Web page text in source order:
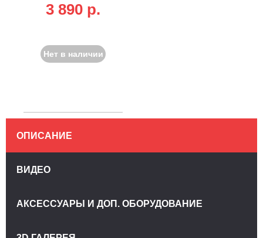
3 890 p.
Нет в наличии
ОПИСАНИЕ
ВИДЕО
АКСЕССУАРЫ И ДОП. ОБОРУДОВАНИЕ